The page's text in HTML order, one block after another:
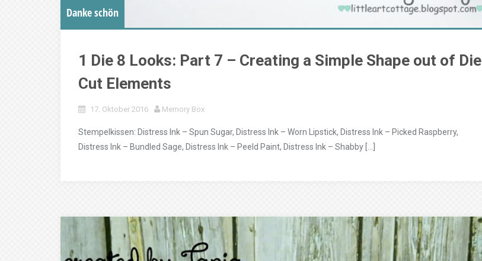
Danke schön
1 Die 8 Looks: Part 7 – Creating a Simple Shape out of Die
Cut Elements
17. Oktober 2016 Memory Box
Stempelkissen: Distress Ink – Spun Sugar, Distress Ink – Worn Lipstick, Distress Ink – Picked Raspberry,
Distress Ink – Bundled Sage, Distress Ink – Peeld Paint, Distress Ink – Shabby […]